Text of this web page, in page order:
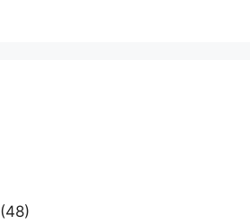
(48)